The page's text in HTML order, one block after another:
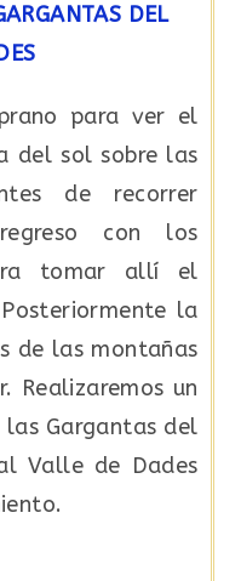
DEL
para ver el
del sol sobre las
de recorrer
con los
tomar allí el
la
de las montañas
Realizaremos un
Gargantas del
Valle de Dades